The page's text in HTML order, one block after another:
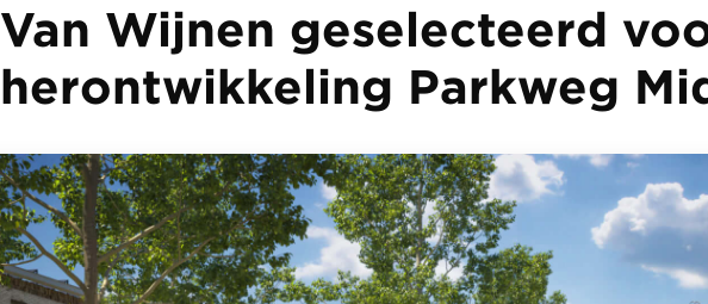
Van Wijnen geselecteerd
herontwikkeling Parkweg